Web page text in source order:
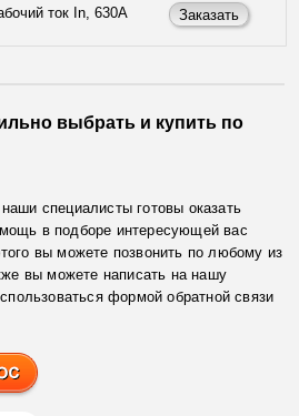
ток In, 630А
выбрать и купить по
специалисты готовы оказать
в подборе интересующей вас
вы можете позвонить по любому из
вы можете написать на нашу
формой обратной связи